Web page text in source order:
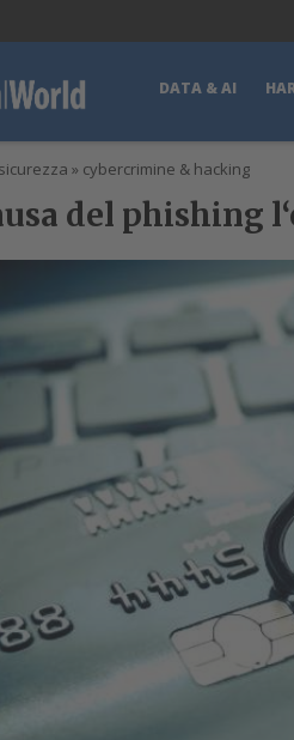
DATA & AI
sicurezza » cybercrimine & hacking
del phishing